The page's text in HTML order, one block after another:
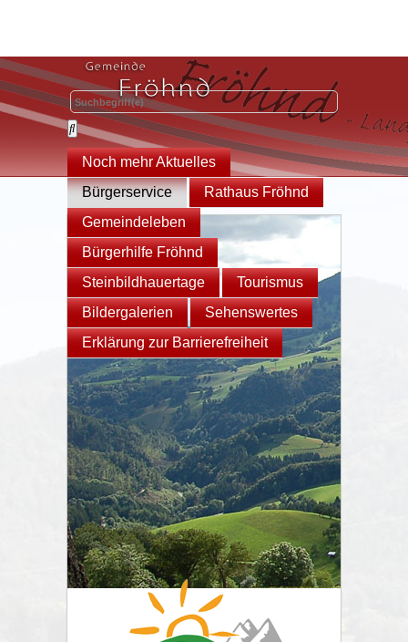
Noch mehr Aktuelles
Bürgerservice
Rathaus Fröhnd
Gemeindeleben
Bürgerhilfe Fröhnd
Steinbildhauertage
Tourismus
Bildergalerien
Sehenswertes
Erklärung zur Barrierefreiheit